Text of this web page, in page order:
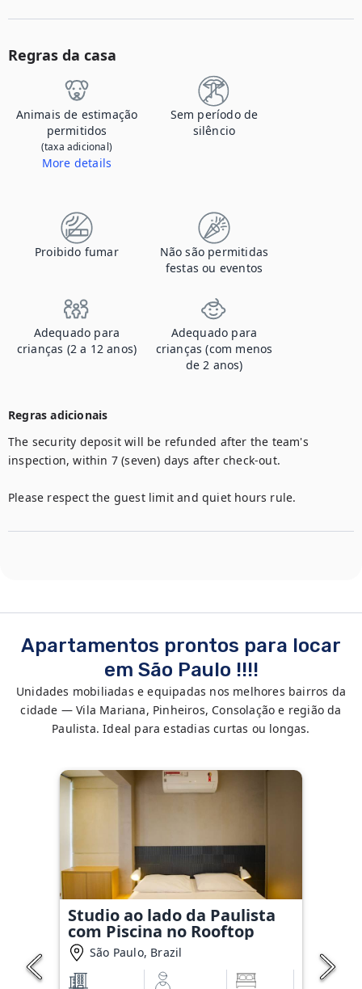
Regras da casa
Animais de estimação
permitidos
(taxa adicional)
More details
Sem período de
silêncio
Proibido fumar
Não são permitidas
festas ou eventos
Adequado para
crianças (2 a 12 anos)
Adequado para
crianças (com menos
de 2 anos)
Regras adicionais
The security deposit will be refunded after the team's
inspection, within 7 (seven) days after check-out.
Please respect the guest limit and quiet hours rule.
Apartamentos prontos para locar
em São Paulo !!!!
Unidades mobiliadas e equipadas nos melhores bairros da
cidade — Vila Mariana, Pinheiros, Consolação e região da
Paulista. Ideal para estadias curtas ou longas.
Studio ao lado da Paulista
com Piscina no Rooftop
São Paulo, Brazil